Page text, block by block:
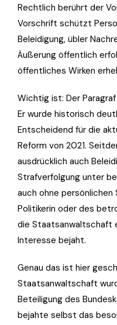
Rechtlich berührt der
Vorschrift schützt
Beleidigung, übler
Äußerung öffentlich
öffentliches Wirken
Wichtig ist: Der
Er wurde historisch
Entscheidend für die
Reform von 2021.
ausdrücklich auch
Strafverfolgung unter
auch ohne
Politikerin oder des
die Staatsanwaltschaft
Interesse bejaht.
Genau das ist hier
Staatsanwaltschaft
Beteiligung des
bejahte selbst das